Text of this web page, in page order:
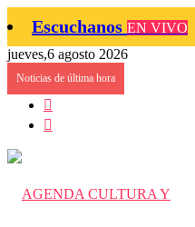
Escuchanos EN VIVO
jueves,6 agosto 2026
Noticias de última hora